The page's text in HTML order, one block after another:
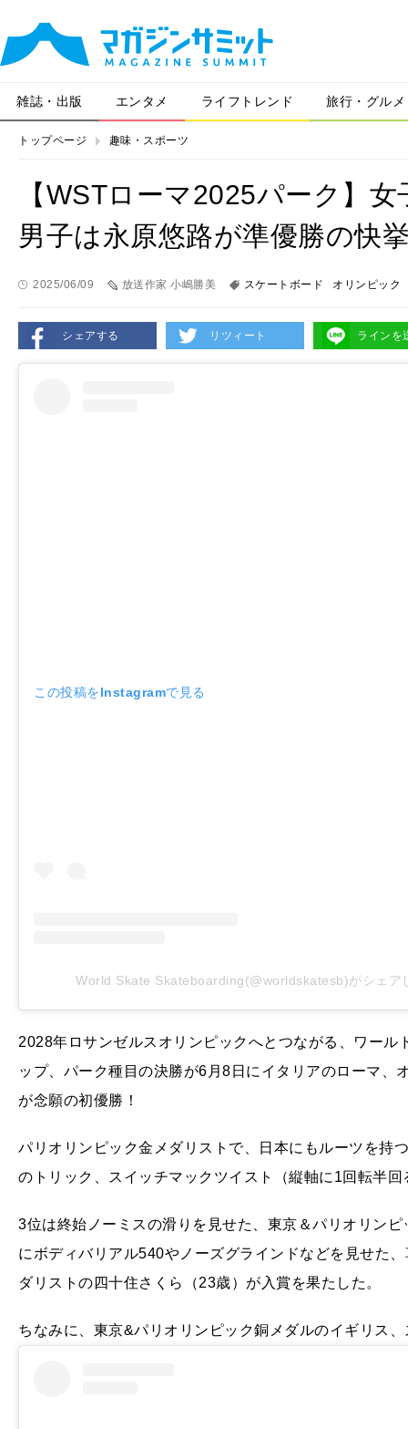
雑誌・出版 エンタメ ライフトレンド 旅行・グルメ
トップページ 趣味・スポーツ
【WSTローマ2025パーク】
男子は永原悠路が準優勝の快
2025/06/09 放送作家 小嶋勝美 スケートボード オリンピック
シェアする リツィート ラインを
この投稿をInstagramで見る
World Skate Skateboarding(@worldskatesb)がシェア
2028年ロサンゼルスオリンピックへとつながる、ワー
ップ、パーク種目の決勝が6月8日にイタリアのローマ、
が念願の初優勝！
パリオリンピック金メダリストで、日本にもルーツを持
のトリック、スイッチマックツイスト（縦軸に1回転半
3位は終始ノーミスの滑りを見せた、東京＆パリオリン
にボディバリアル540やノーズグラインドなどを見せた
ダリストの四十住さくら（23歳）が入賞を果たした。
ちなみに、東京&パリオリンピック銅メダルのイギリス